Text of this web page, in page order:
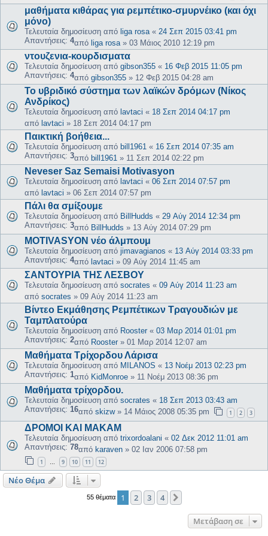
μαθήματα κιθάρας για ρεμπέτικο-σμυρνέικο (και όχι
μόνο)
Τελευταία δημοσίευση από liga rosa « 24 Σεπ 2015 03:41 pm
Απαντήσεις: 4από liga rosa » 03 Μάιος 2010 12:19 pm
ντουζενια-κουρδισματα
Τελευταία δημοσίευση από gibson355 « 16 Φεβ 2015 11:05 pm
Απαντήσεις: 4από gibson355 » 12 Φεβ 2015 04:28 am
Το υβριδικό σύστημα των λαϊκών δρόμων (Νίκος
Ανδρίκος)
Τελευταία δημοσίευση από lavtaci « 18 Σεπ 2014 04:17 pm
από lavtaci » 18 Σεπ 2014 04:17 pm
Παικτική βοήθεια...
Τελευταία δημοσίευση από bill1961 « 16 Σεπ 2014 07:35 am
Απαντήσεις: 3από bill1961 » 11 Σεπ 2014 02:22 pm
Neveser Saz Semaisi Motivasyon
Τελευταία δημοσίευση από lavtaci « 06 Σεπ 2014 07:57 pm
από lavtaci » 06 Σεπ 2014 07:57 pm
Πάλι θα σμίξουμε
Τελευταία δημοσίευση από BillHudds « 29 Αύγ 2014 12:34 pm
Απαντήσεις: 3από BillHudds » 13 Αύγ 2014 07:29 pm
MOTIVASYON νέο άλμπουμ
Τελευταία δημοσίευση από jimavagianos « 13 Αύγ 2014 03:33 pm
Απαντήσεις: 4από lavtaci » 09 Αύγ 2014 11:45 am
ΣΑΝΤΟΥΡΙΑ ΤΗΣ ΛΕΣΒΟΥ
Τελευταία δημοσίευση από socrates « 09 Αύγ 2014 11:23 am
από socrates » 09 Αύγ 2014 11:23 am
Βίντεο Εκμάθησης Ρεμπέτικων Τραγουδιών με
Ταμπλατούρα
Τελευταία δημοσίευση από Rooster « 03 Μαρ 2014 01:01 pm
Απαντήσεις: 2από Rooster » 01 Μαρ 2014 12:07 am
Μαθήματα Τρίχορδου Λάρισα
Τελευταία δημοσίευση από MILANOS « 13 Νοέμ 2013 02:23 pm
Απαντήσεις: 1από KidMonroe » 11 Νοέμ 2013 08:36 pm
Μαθήματα τρίχορδου.
Τελευταία δημοσίευση από socrates « 18 Σεπ 2013 03:43 am
Απαντήσεις: 16από skizw» 14 Μάιος 2008 05:35 pm 1 2 3
ΔΡΟΜΟΙ ΚΑΙ ΜΑΚΑΜ
Τελευταία δημοσίευση από trixordoalani « 02 Δεκ 2012 11:01 am
Απαντήσεις: 78από karaven » 02 Ιαν 2006 07:58 pm
1 … 9 10 11 12
Νέο Θέμα
55 θέματα 1 2 3 4
Μετάβαση σε